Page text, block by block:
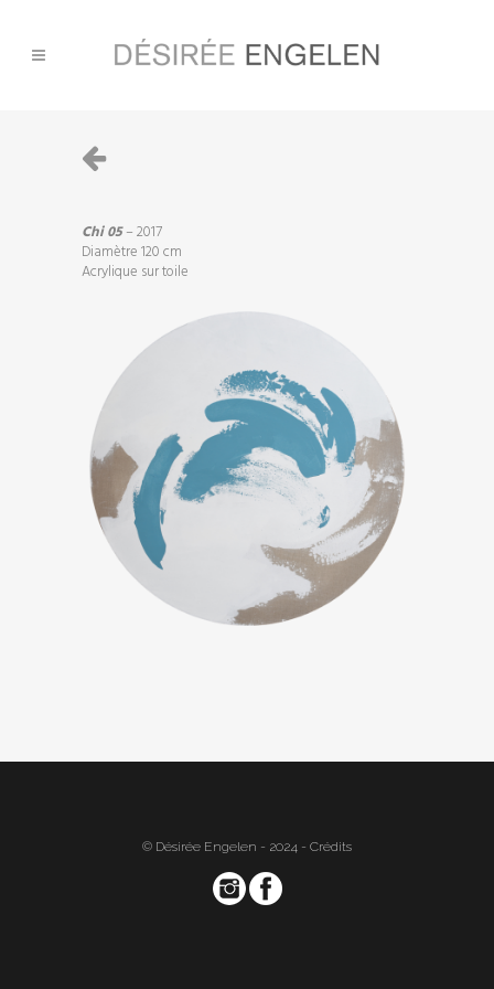
Chi 05– 2017
Diamètre 120 cm
Acrylique sur toile
© Désirée Engelen - 2024 - Crédits